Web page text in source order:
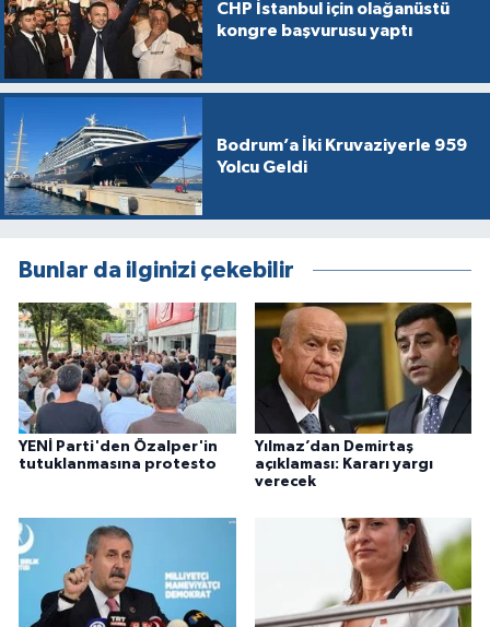
CHP İstanbul için olağanüstü
kongre başvurusu yaptı
Bodrum’a İki Kruvaziyerle 959
Yolcu Geldi
Bunlar da ilginizi çekebilir
YENİ Parti'den Özalper'in
tutuklanmasına protesto
Yılmaz’dan Demirtaş
açıklaması: Kararı yargı
verecek